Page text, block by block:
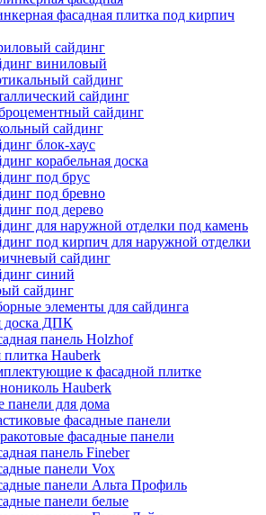
фасадная плитка под кирпич
сайдинг
виниловый
сайдинг
сайдинг
сайдинг
сайдинг
блок-хаус
корабельная доска
под брус
под бревно
под дерево
для наружной отделки под камень
под кирпич для наружной отделки
сайдинг
синий
сайдинг
элементы для сайдинга
доска ДПК
панель Holzhof
плитка Hauberk
к фасадной плитке
Hauberk
панели для дома
фасадные панели
фасадные панели
панель Fineber
панели Vox
панели Альта Профиль
панели белые